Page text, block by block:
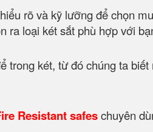
rõ và kỹ lưỡng để chọn
ra loại két sắt phù hợp với
két, từ đó chúng ta
Resistant safeschuyên